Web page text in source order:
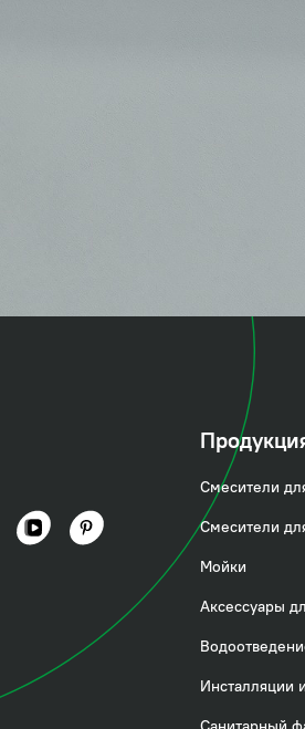
(Sena)
в базовом дизайнеСмесители
Смесители
Мойки
Аксессуары
Инсталляции